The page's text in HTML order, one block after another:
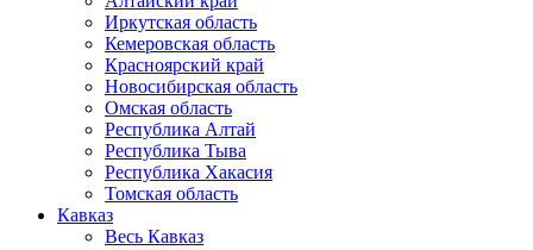
Иркутская область
Кемеровская область
Красноярский край
Новосибирская область
Омская область
Республика Алтай
Республика Тыва
Республика Хакасия
Томская область
Кавказ
Весь Кавказ